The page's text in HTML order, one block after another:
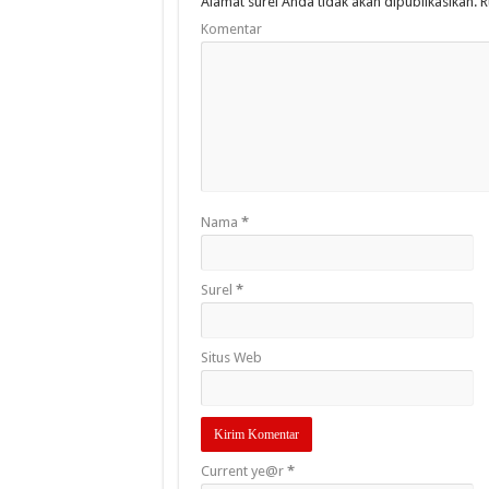
Komentar
Nama *
Surel *
Situs Web
Current ye@r *